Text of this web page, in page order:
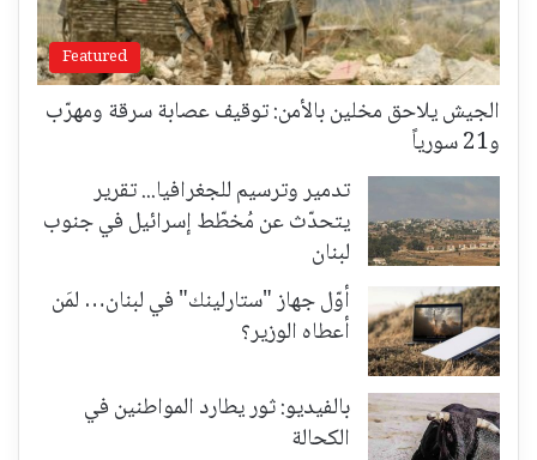
Featured
الجيش يلاحق مخلين بالأمن: توقيف عصابة سرقة ومهرّب
و21 سورياً
تدمير وترسيم للجغرافيا... تقرير
يتحدّث عن مُخطّط إسرائيل في جنوب
لبنان
أوّل جهاز "ستارلينك" في لبنان… لمَن
أعطاه الوزير؟
بالفيديو: ثور يطارد المواطنين في
الكحالة